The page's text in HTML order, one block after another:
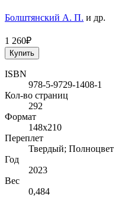
Болштянский А. П. и др.
1 260₽
Купить
ISBN
978-5-9729-1408-1
Кол-во страниц
292
Формат
148х210
Переплет
Твердый; Полноцвет
Год
2023
Вес
0,484